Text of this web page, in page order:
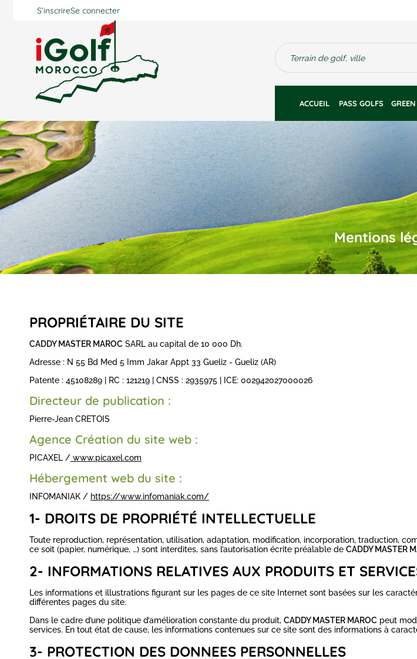
S’inscrireSe connecter
ACCUEIL PASS GOLFS
Mentions
PROPRIÉTAIRE DU SITE
CADDY MASTER MAROC SARL au capital de 10 000 Dh.
Adresse : N 55 Bd Med 5 Imm Jakar Appt 33 Gueliz - Gueliz (AR)
Patente : 45108289 | RC : 121219 | CNSS : 2935975 | ICE: 002942027000026
Directeur de publication :
Pierre-Jean CRETOIS
Agence Création du site web :
PICAXEL / www.picaxel.com
Hébergement web du site :
INFOMANIAK / https://www.infomaniak.com/
1- DROITS DE PROPRIÉTÉ INTELLECTUELLE
Toute reproduction, représentation, utilisation, adaptation, modification, incorporation, traduction,
ce soit (papier, numérique, …) sont interdites, sans l’autorisation écrite préalable de CADDY MASTER
2- INFORMATIONS RELATIVES AUX PRODUITS ET
Les informations et illustrations figurant sur les pages de ce site Internet sont basées sur les
différentes pages du site.
Dans le cadre d’une politique d’amélioration constante du produit, CADDY MASTER MAROC peut
services. En tout état de cause, les informations contenues sur ce site sont des informations à
3- PROTECTION DES DONNEES PERSONNELLES